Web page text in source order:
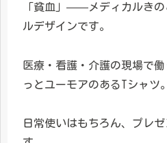
「貧血」——メディカルきの
ルデザインです。
医療・看護・介護の現場で
っとユーモアのあるTシャツ。
日常使いはもちろん、プレ